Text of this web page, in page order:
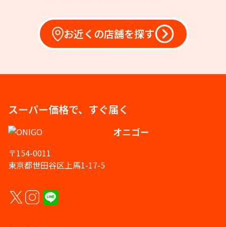
お近くの店舗を探す
スーパー価格で、すぐ届く
オニゴー
〒154-0011
東京都世田谷区上馬1-17-5